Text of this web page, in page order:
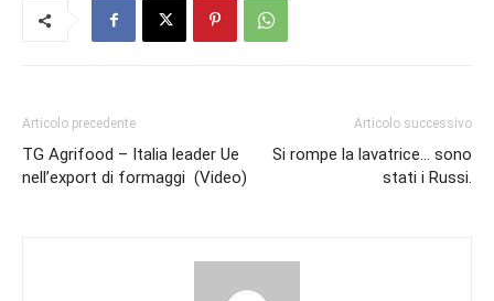
Articolo precedente
TG Agrifood – Italia leader Ue
nell’export di formaggi (Video)
Articolo successivo
Si rompe la lavatrice… sono
stati i Russi.